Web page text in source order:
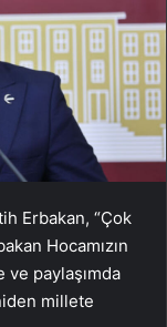
Erbakan, “Çok
Hocamızın
paylaşımda
millete